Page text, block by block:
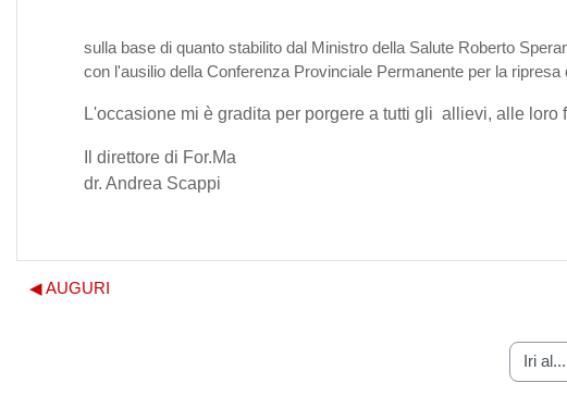
sulla base di quanto stabilito dal Ministro della Salute Roberto
con l'ausilio della Conferenza Provinciale Permanente per la
L'occasione mi è gradita per porgere a tutti gli allievi, alle
Il direttore di For.Ma
dr. Andrea Scappi
◀︎ AUGURI
Iri al...